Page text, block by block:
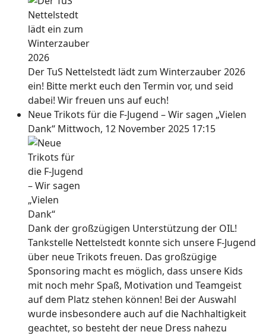
Der TuS Nettelstedt lädt zum Winterzauber 2026
ein! Bitte merkt euch den Termin vor, und seid
dabei! Wir freuen uns auf euch!
Neue Trikots für die F-Jugend – Wir sagen „Vielen
Dank“ Mittwoch, 12 November 2025 17:15
Dank der großzügigen Unterstützung der OIL!
Tankstelle Nettelstedt konnte sich unsere F-Jugend
über neue Trikots freuen. Das großzügige
Sponsoring macht es möglich, dass unsere Kids
mit noch mehr Spaß, Motivation und Teamgeist
auf dem Platz stehen können! Bei der Auswahl
wurde insbesondere auch auf die Nachhaltigkeit
geachtet, so besteht der neue Dress nahezu